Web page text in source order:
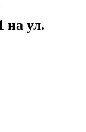
на ул.